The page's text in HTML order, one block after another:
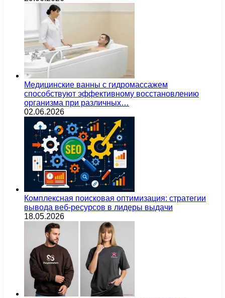
Медицинские ванны с гидромассажем
способствуют эффективному восстановлению
организма при различных…
02.06.2026
Комплексная поисковая оптимизация: стратегии
вывода веб-ресурсов в лидеры выдачи
18.05.2026